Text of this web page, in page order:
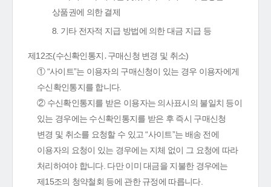
상품권에 의한 결제
8. 기타 전자적 지급 방법에 의한 대금 지급 등
제12조(수신확인통지․구매신청 변경 및 취소)
① “사이트”는 이용자의 구매신청이 있는 경우 이용자에게
수신확인통지를 합니다.
② 수신확인통지를 받은 이용자는 의사표시의 불일치 등이
있는 경우에는 수신확인통지를 받은 후 즉시 구매신청
변경 및 취소를 요청할 수 있고 “사이트”는 배송 전에
이용자의 요청이 있는 경우에는 지체 없이 그 요청에 따라
처리하여야 합니다. 다만 이미 대금을 지불한 경우에는
제15조의 청약철회 등에 관한 규정에 따릅니다.